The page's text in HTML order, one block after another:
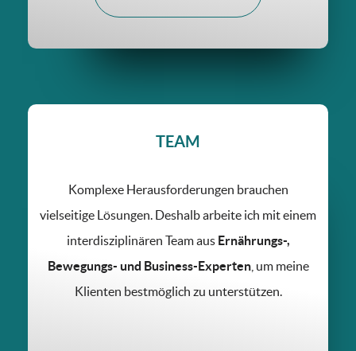
TEAM
Komplexe Herausforderungen brauchen
vielseitige Lösungen. Deshalb arbeite ich mit einem
interdisziplinären Team aus Ernährungs-,
Bewegungs- und Business-Experten, um meine
Klienten bestmöglich zu unterstützen.